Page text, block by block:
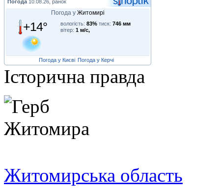
Погода 10.08.26, ранок
Погода у Житомирі
+14° вологість: 83% тиск: 746 мм
вітер: 1 м/с,
Погода у Києві Погода у Керчі
Історична правда
Житомирська область